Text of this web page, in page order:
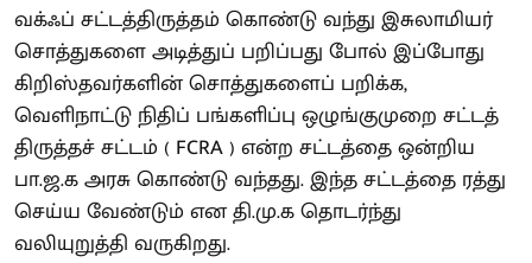
வக்ஃப் சட்டத்திருத்தம் கொண்டு வந்து இசுலாமியர்
சொத்துகளை அடித்துப் பறிப்பது போல் இப்போது
கிறிஸ்தவர்களின் சொத்துகளைப் பறிக்க,
வெளிநாட்டு நிதிப் பங்களிப்பு ஒழுங்குமுறை சட்டத்
திருத்தச் சட்டம் ( FCRA ) என்ற சட்டத்தை ஒன்றிய
பா.ஜ.க அரசு கொண்டு வந்தது. இந்த சட்டத்தை ரத்து
செய்ய வேண்டும் என தி.மு.க தொடர்ந்து
வலியுறுத்தி வருகிறது.